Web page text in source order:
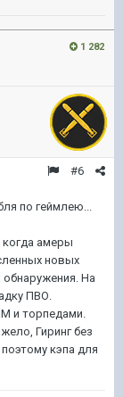
1 282
#6
по геймлею...
амеры
новых
На
ПВО.
и торпедами.
Гиринг без
кэпа для